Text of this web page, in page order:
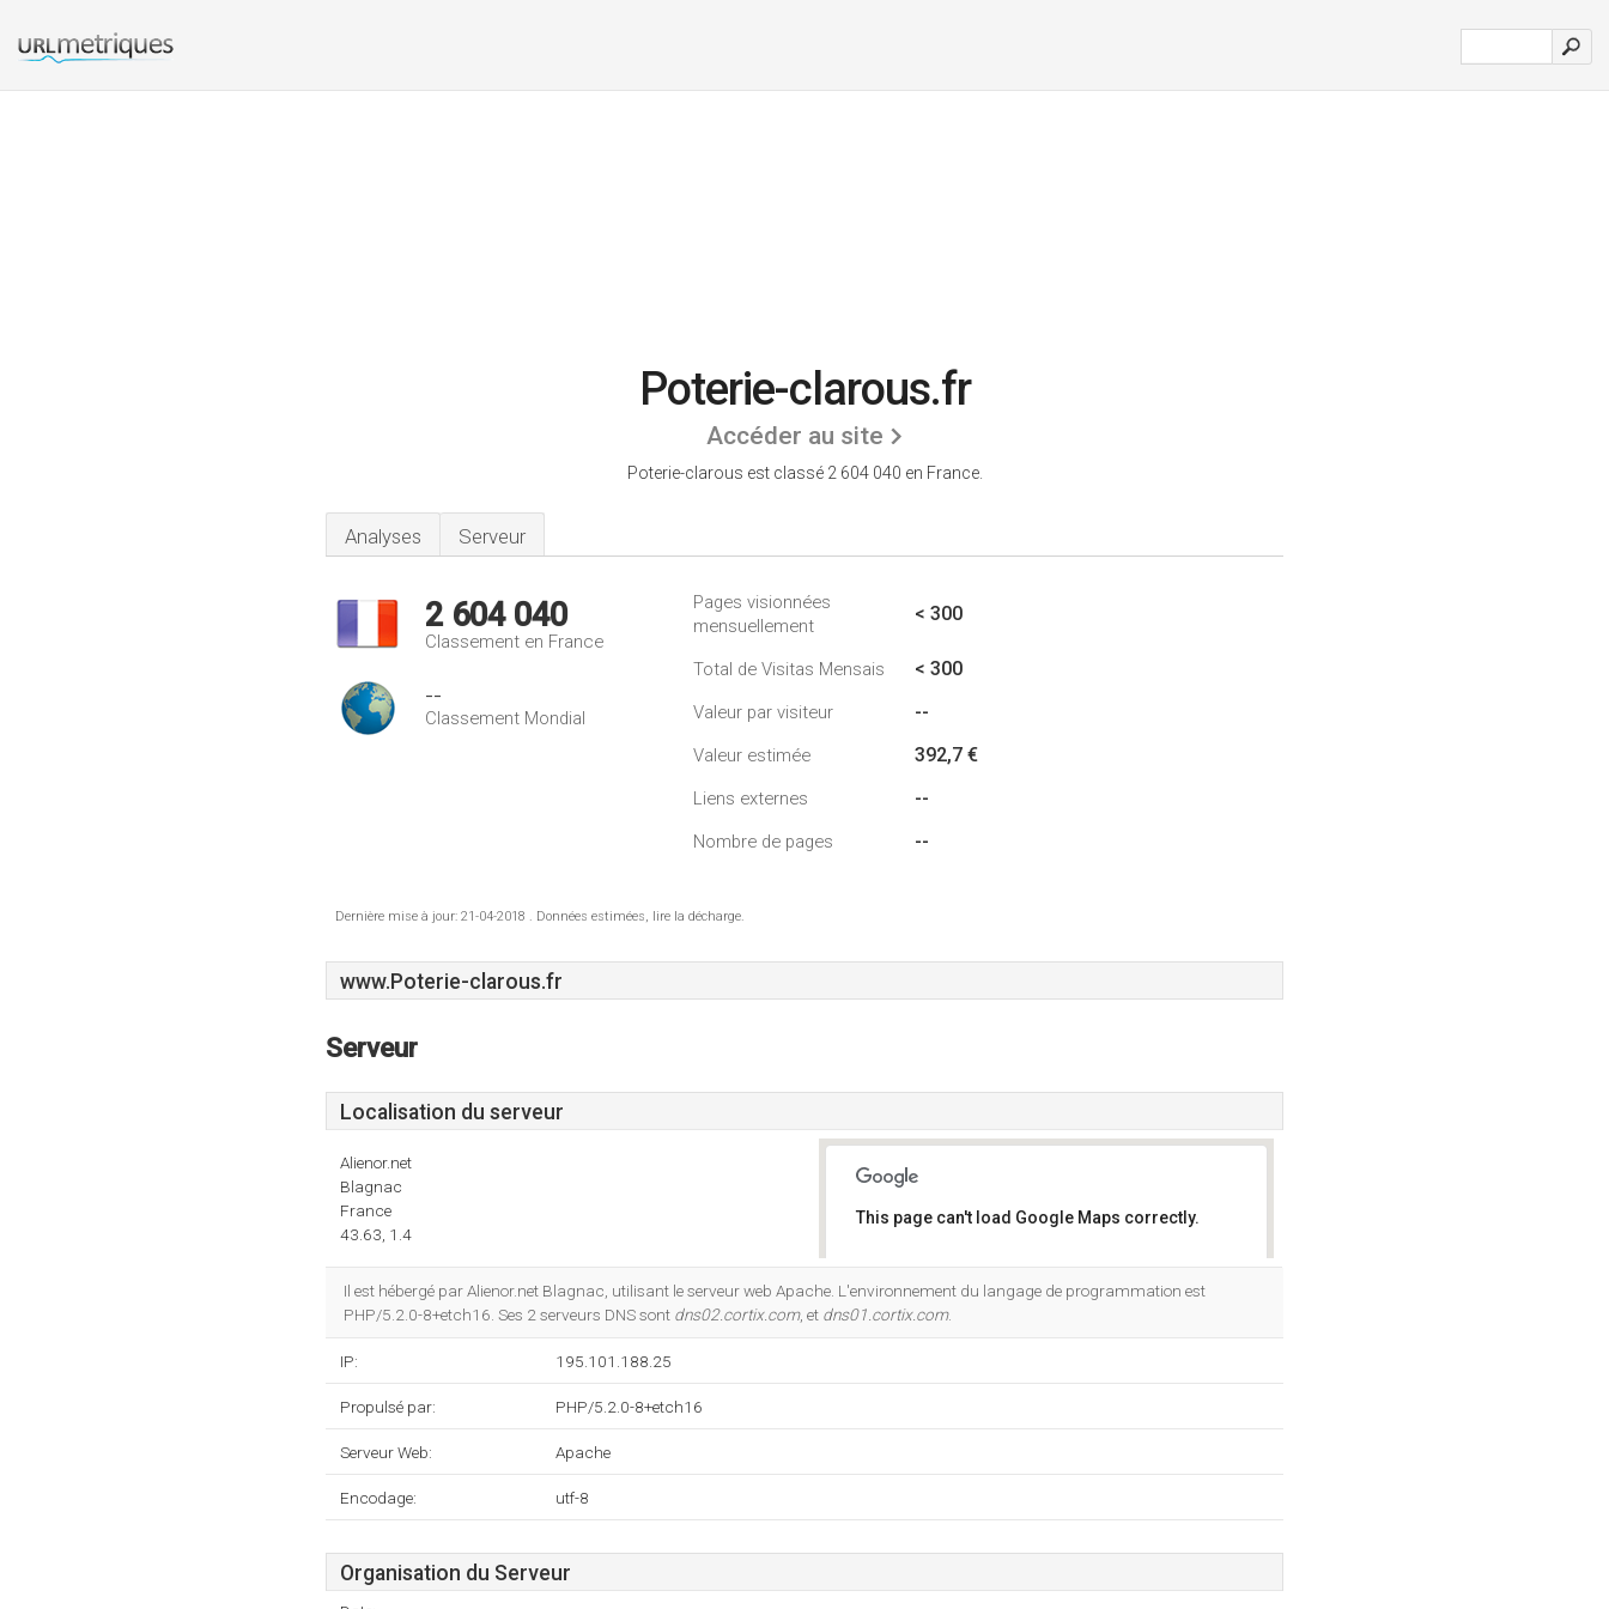
Poterie-clarous.fr
Accéder au site
Poterie-clarous est classé 2 604 040 en France.
Analyses Serveur
2 604 040
Classement en France
--
Classement Mondial
Pages visionnées
mensuellement
< 300
Total de Visitas Mensais < 300
Valeur par visiteur --
Valeur estimée 392,7 €
Liens externes --
Nombre de pages --
Dernière mise à jour: 21-04-2018 . Données estimées, lire la décharge.
www.Poterie-clarous.fr
Serveur
Localisation du serveur
Alienor.net
Blagnac
France
43.63, 1.4
This page can't load Google Maps correctly.
Il est hébergé par Alienor.net Blagnac, utilisant le serveur web Apache. L'environnement du langage de programmation est
PHP/5.2.0-8+etch16. Ses 2 serveurs DNS sont dns02.cortix.com, et dns01.cortix.com.
IP: 195.101.188.25
Propulsé par: PHP/5.2.0-8+etch16
Serveur Web: Apache
Encodage: utf-8
Organisation du Serveur